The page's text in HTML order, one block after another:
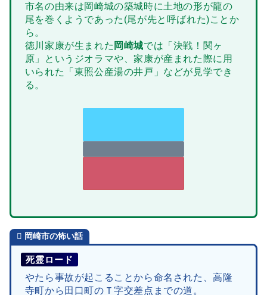
市名の由来は岡崎城の築城時に土地の形が龍の
尾を巻くようであった(尾が先と呼ばれた)ことか
ら。
徳川家康が生まれた 岡崎城では「決戦！関ヶ
原」というジオラマや、家康が産まれた際に用
いられた「東照公産湯の井戸」などが見学でき
る。
岡崎市の怖い話
死霊ロード
やたら事故が起こることから命名された、高隆
寺町から田口町のＴ字交差点までの道。